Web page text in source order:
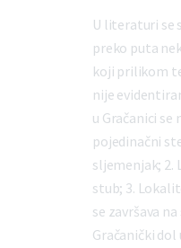
U literaturi se
preko puta
koji prilikom
nije
u Gračanici se
pojedinačni
sljemenjak; 2.
stub; 3.
se završava
Gračanički dol